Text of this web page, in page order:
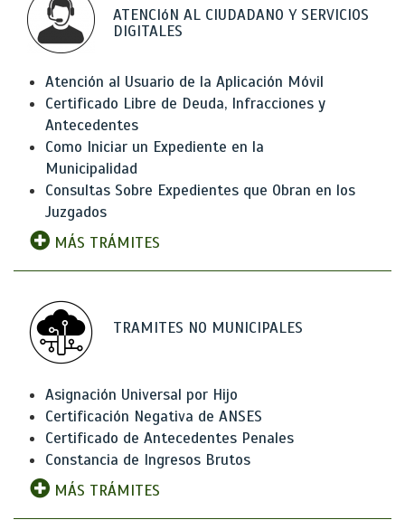
ATENCIóN AL CIUDADANO Y SERVICIOS
DIGITALES
Atención al Usuario de la Aplicación Móvil
Certificado Libre de Deuda, Infracciones y
Antecedentes
Como Iniciar un Expediente en la
Municipalidad
Consultas Sobre Expedientes que Obran en los
Juzgados
MÁS TRÁMITES
TRAMITES NO MUNICIPALES
Asignación Universal por Hijo
Certificación Negativa de ANSES
Certificado de Antecedentes Penales
Constancia de Ingresos Brutos
MÁS TRÁMITES